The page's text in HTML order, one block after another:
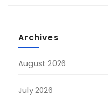
Archives
August 2026
July 2026